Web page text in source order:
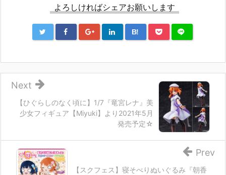
よろしければシェアお願いします
B!
【ひぐらしのなく頃に】1/7『竜宮レナ』美
少女フィギュア【Miyuki】より2021年5月
発売予定☆
Next
【スクフェス】寝そべりぬいぐるみ『朝香
Prev